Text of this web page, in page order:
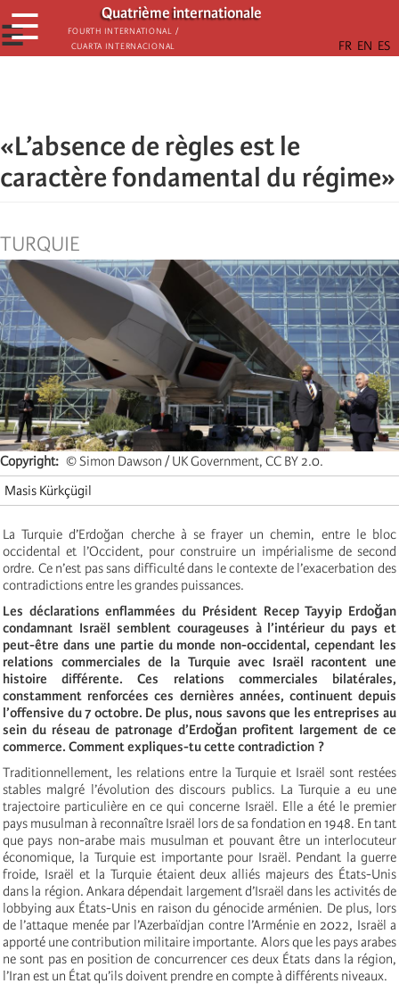
Παράκαμψη
προς
το
Quatrième internationale
Fourth International /
Cuarta Internacional
☰
☰
«L’absence de règles est le
caractère fondamental du régime»
TURQUIE
Copyright
© Simon Dawson / UK Government, CC BY 2.0.
Masis Kürkçügil
La Turquie d’Erdoğan cherche à se frayer un chemin, entre le bloc
occidental et l’Occident, pour construire un impérialisme de second
ordre. Ce n’est pas sans difficulté dans le contexte de l’exacerbation des
contradictions entre les grandes puissances.
Les déclarations enflammées du Président Recep Tayyip Erdoğan
condamnant Israël semblent courageuses à l’intérieur du pays et
peut-être dans une partie du monde non-occidental, cependant les
relations commerciales de la Turquie avec Israël racontent une
histoire différente. Ces relations commerciales bilatérales,
constamment renforcées ces dernières années, continuent depuis
l’offensive du 7 octobre. De plus, nous savons que les entreprises au
sein du réseau de patronage d’Erdoğan profitent largement de ce
commerce. Comment expliques-tu cette contradiction ?
Traditionnellement, les relations entre la Turquie et Israël sont restées
stables malgré l’évolution des discours publics. La Turquie a eu une
trajectoire particulière en ce qui concerne Israël. Elle a été le premier
pays musulman à reconnaître Israël lors de sa fondation en 1948. En tant
que pays non-arabe mais musulman et pouvant être un interlocuteur
économique, la Turquie est importante pour Israël. Pendant la guerre
froide, Israël et la Turquie étaient deux alliés majeurs des États-Unis
dans la région. Ankara dépendait largement d’Israël dans les activités de
lobbying aux États-Unis en raison du génocide arménien. De plus, lors
de l’attaque menée par l’Azerbaïdjan contre l’Arménie en 2022, Israël a
apporté une contribution militaire importante. Alors que les pays arabes
ne sont pas en position de concurrencer ces deux États dans la région,
l’Iran est un État qu’ils doivent prendre en compte à différents niveaux.